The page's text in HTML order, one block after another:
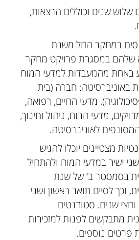
שלוש שנים וכוללים הרצאות,
במחקר החל משנת
שלהם במסגרת פרויקט מחקר
באחת מהמעבדות למדעי המוח
באוניברסיטה: חברה (בית
מדעי החיים, רפואה,
מדעי הרוח, ניהול וחינוך,
לאוניברסיטה.
מצטיינים יוכלו להגיש
ישיר במדעי המוח ולהתחיל
בסמסטר ב' של שנת
וכך לסיים תואר ראשון ושני
שנים. סטודנטים
מתבקשים לפנות למזכירות
פרטים נוספים.